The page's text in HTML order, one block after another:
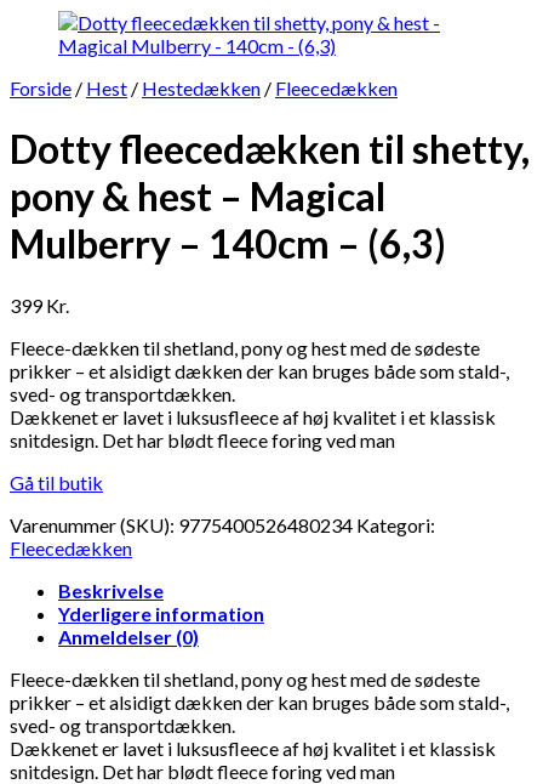
Forside / Hest / Hestedækken / Fleecedækken
Dotty fleecedækken til shetty,
pony & hest – Magical
Mulberry – 140cm – (6,3)
399Kr.
Fleece-dækken til shetland, pony og hest med de sødeste
prikker – et alsidigt dækken der kan bruges både som stald-,
sved- og transportdækken.
Dækkenet er lavet i luksusfleece af høj kvalitet i et klassisk
snitdesign. Det har blødt fleece foring ved man
Gå til butik
Varenummer (SKU): 9775400526480234 Kategori:
Fleecedækken
Beskrivelse
Yderligere information
Anmeldelser (0)
Fleece-dækken til shetland, pony og hest med de sødeste
prikker – et alsidigt dækken der kan bruges både som stald-,
sved- og transportdækken.
Dækkenet er lavet i luksusfleece af høj kvalitet i et klassisk
snitdesign. Det har blødt fleece foring ved man